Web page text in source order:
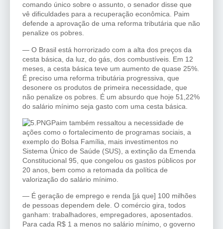
comando único sobre o assunto, o senador disse que
vê dificuldades para a recuperação econômica. Paim
defende a aprovação de uma reforma tributária que não
penalize os pobres.
— O Brasil está horrorizado com a alta dos preços da
cesta básica, da luz, do gás, dos combustíveis. Em 12
meses, a cesta básica teve um aumento de quase 25%.
É preciso uma reforma tributária progressiva, que
desonere os produtos de primeira necessidade, que
não penalize os pobres. É um absurdo que hoje 51,22%
do salário mínimo seja gasto com uma cesta básica.
Paim também ressaltou a necessidade de
ações como o fortalecimento de programas sociais, a
exemplo do Bolsa Família, mais investimentos no
Sistema Único de Saúde (SUS), a extinção da Emenda
Constitucional 95, que congelou os gastos públicos por
20 anos, bem como a retomada da política de
valorização do salário mínimo.
— É geração de emprego e renda [já que] 100 milhões
de pessoas dependem dele. O comércio gira, todos
ganham: trabalhadores, empregadores, aposentados.
Para cada R$ 1 a menos no salário mínimo, o governo